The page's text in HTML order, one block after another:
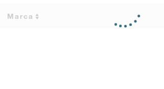
Marca